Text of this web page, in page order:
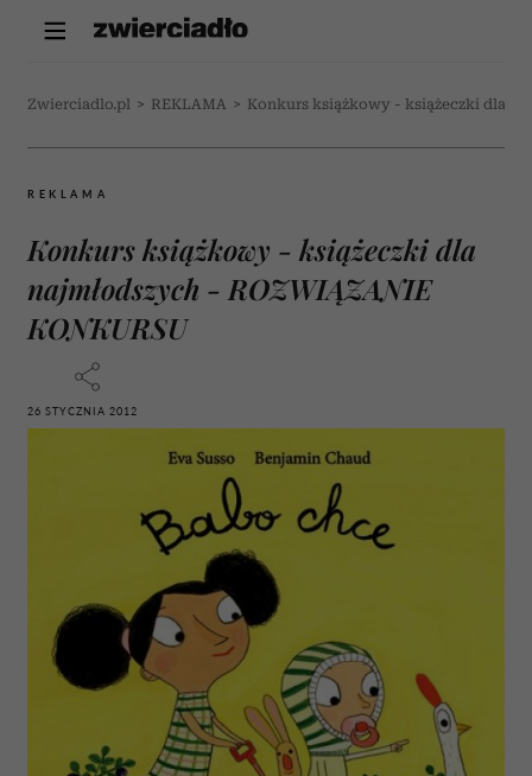
Zwierciadlo.pl > REKLAMA > Konkurs książkowy - książeczki dla
REKLAMA
Konkurs książkowy - książeczki dla
najmłodszych - ROZWIĄZANIE
KONKURSU
26 STYCZNIA 2012